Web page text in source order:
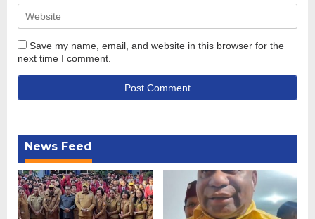
Save my name, email, and website in this browser for the
next time I comment.
News Feed